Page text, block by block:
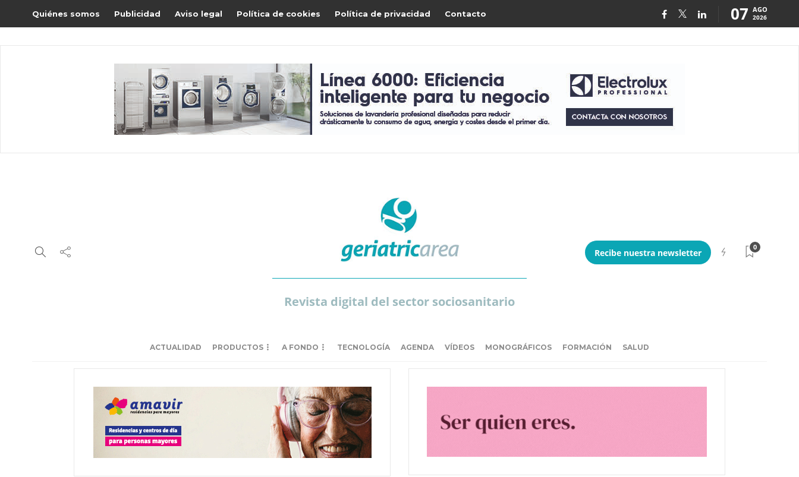
Quiénes somos Publicidad Aviso legal Política de cookies Política de privacidad Contacto 07 AGO
2026
Revista digital del sector sociosanitario
Recibe nuestra newsletter
0
ACTUALIDAD PRODUCTOS A FONDO TECNOLOGÍA AGENDA VÍDEOS MONOGRÁFICOS FORMACIÓN SALUD